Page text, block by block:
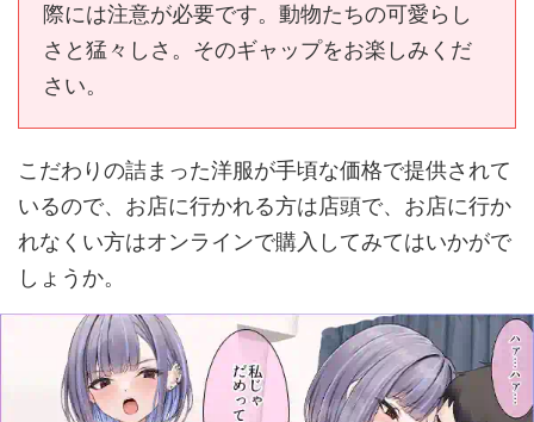
際には注意が必要です。動物たちの可愛らし
さと猛々しさ。そのギャップをお楽しみくだ
さい。
こだわりの詰まった洋服が手頃な価格で提供されて
いるので、お店に行かれる方は店頭で、お店に行か
れなくい方はオンラインで購入してみてはいかがで
しょうか。